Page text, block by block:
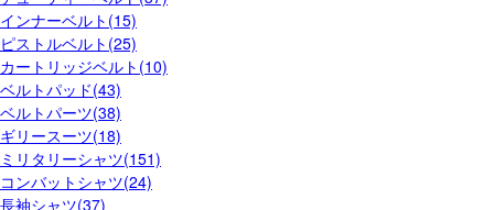
インナーベルト(15)
ピストルベルト(25)
カートリッジベルト(10)
ベルトパッド(43)
ベルトパーツ(38)
ギリースーツ(18)
ミリタリーシャツ(151)
コンバットシャツ(24)
長袖シャツ(37)